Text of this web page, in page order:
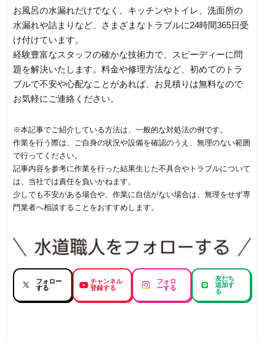
お風呂の水漏れだけでなく、キッチンやトイレ、洗面所の
水漏れや詰まりなど、さまざまなトラブルに24時間365日受
け付けています。
経験豊富なスタッフの確かな技術力で、スピーディーに問
題を解決いたします。料金や修理方法など、初めてのトラ
ブルで不安や心配なことがあれば、お見積りは無料なので
お気軽にご連絡ください。
※本記事でご紹介している方法は、一般的な対処法の例です。
作業を行う際は、ご自身の状況や設備を確認のうえ、無理のない範囲
で行ってください。
記事内容を参考に作業を行った結果生じた不具合やトラブルについて
は、当社では責任を負いかねます。
少しでも不安がある場合や、作業に自信がない場合は、無理をせず専
門業者へ相談することをおすすめします。
フォロー
する
チャンネル
登録する
フォロ
ーする
友だち
追加す
る